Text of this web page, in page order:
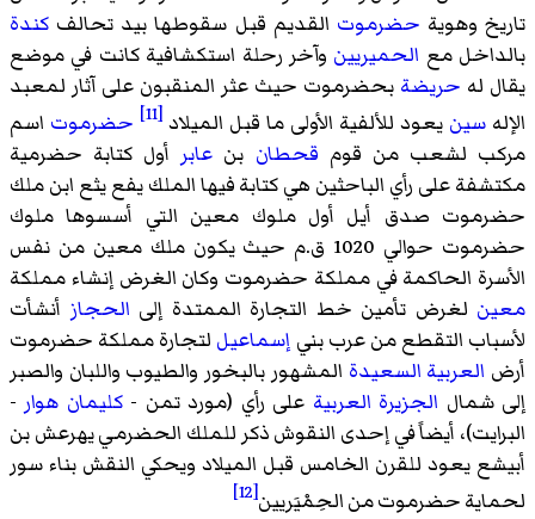
تاريخ وهوية حضرموت القديم قبل سقوطها بيد تحالف كندة
بالداخل مع الحميريين وآخر رحلة استكشافية كانت في موضع
يقال له حريضة بحضرموت حيث عثر المنقبون على آثار لمعبد
الإله سين يعود للألفية الأولى ما قبل الميلاد [11] حضرموت اسم
مركب لشعب من قوم قحطان بن عابر أول كتابة حضرمية
مكتشفة على رأي الباحثين هي كتابة فيها الملك يفع يثع ابن ملك
حضرموت صدق أيل أول ملوك معين التي أسسوها ملوك
حضرموت حوالي 1020 ق.م حيث يكون ملك معين من نفس
الأسرة الحاكمة في مملكة حضرموت وكان الغرض إنشاء مملكة
معين لغرض تأمين خط التجارة الممتدة إلى الحجاز أنشأت
لأسباب التقطع من عرب بني إسماعيل لتجارة مملكة حضرموت
أرض العربية السعيدة المشهور بالبخور والطيوب واللبان والصبر
إلى شمال الجزيرة العربية على رأي (مورد تمن -كليمان هوار -
البرايت)، أيضاً في إحدى النقوش ذكر للملك الحضرمييهرعش بن
أبيشع يعود للقرن الخامس قبل الميلاد ويحكي النقش بناء سور
لحماية حضرموت من الحِمْيَريين[12]